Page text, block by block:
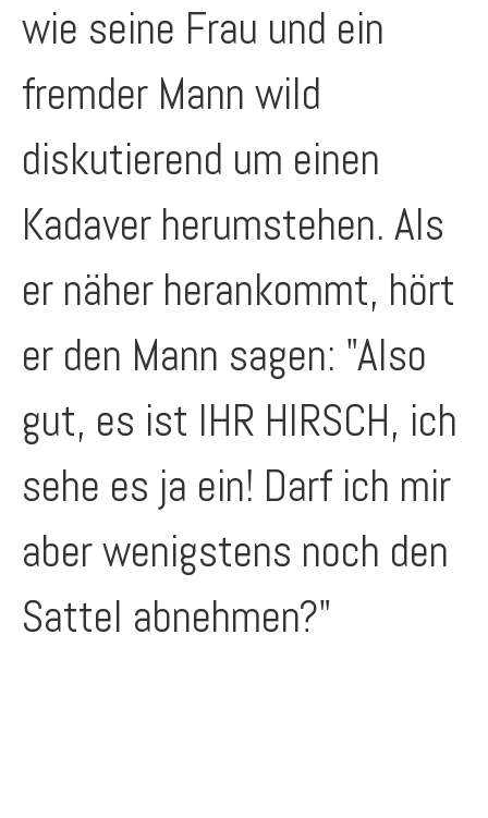
wie seine Frau und ein
fremder Mann wild
diskutierend um einen
Kadaver herumstehen. Als
er näher herankommt, hört
er den Mann sagen: "Also
gut, es ist IHR HIRSCH, ich
sehe es ja ein! Darf ich mir
aber wenigstens noch den
Sattel abnehmen?"